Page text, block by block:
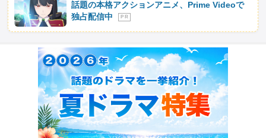
話題の本格アクションアニメ、Prime Videoで
独占配信中
P R